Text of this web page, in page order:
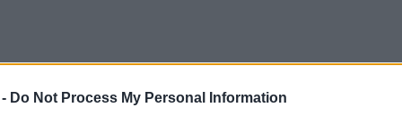
Do Not Process My Personal Information